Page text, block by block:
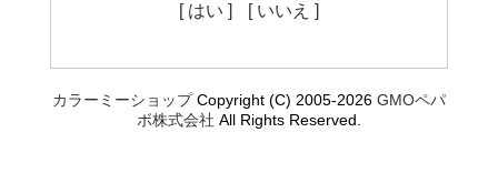
[ はい ] [ いいえ ]
カラーミーショップCopyright (C) 2005-2026 GMOペパ
ボ株式会社 All Rights Reserved.